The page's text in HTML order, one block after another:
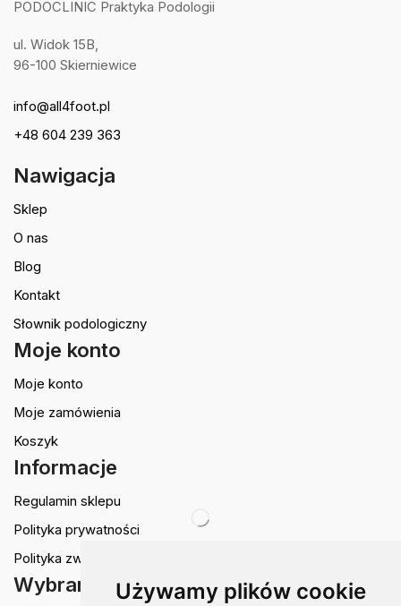
Używamy plików cookie
PODOCLINIC Praktyka Podologii
ul. Widok 15B,
96-100 Skierniewice
info@all4foot.pl
+48 604 239 363
Nawigacja
Sklep
O nas
Blog
Kontakt
Słownik podologiczny
Moje konto
Moje konto
Moje zamówienia
Koszyk
Informacje
Regulamin sklepu
Polityka prywatności
Polityka zwrotów
Wybrane dla Ciebie